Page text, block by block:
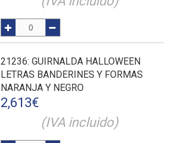
21236: GUIRNALDA HALLOWEEN
LETRAS BANDERINES Y FORMAS
NARANJA Y NEGRO
2,613€
(IVA incluido)